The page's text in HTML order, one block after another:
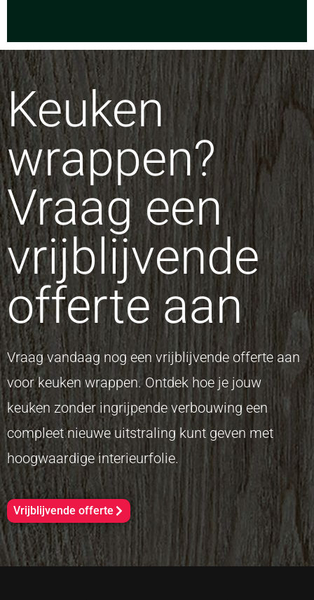
Keuken
wrappen?
Vraag een
vrijblijvende
offerte aan
Vraag vandaag nog een vrijblijvende offerte aan
voor keuken wrappen. Ontdek hoe je jouw
keuken zonder ingrijpende verbouwing een
compleet nieuwe uitstraling kunt geven met
hoogwaardige interieurfolie.
Vrijblijvende offerte